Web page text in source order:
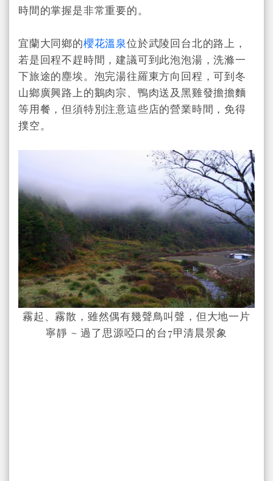
時間的掌握是非常重要的。
宜蘭大同鄉的櫻花溫泉位於武陵回台北的路上，
若是回程不趕時間，建議可到此泡泡湯，洗滌一
下旅途的塵埃。泡完湯往羅東方向回程，可到冬
山鄉廣興路上的鵝肉宗、鴨肉送及黑雞發擔擔麵
等用餐，但須特別注意這些店的營業時間，免得
撲空。
霧起、霧散，雖然偶有幾聲鳥叫聲，但大地一片
寧靜 ~ 過了思源啞口的台7甲清晨景象